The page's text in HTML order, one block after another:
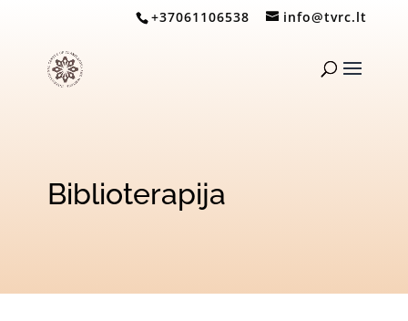
+37061106538 info@tvrc.lt
Biblioterapija